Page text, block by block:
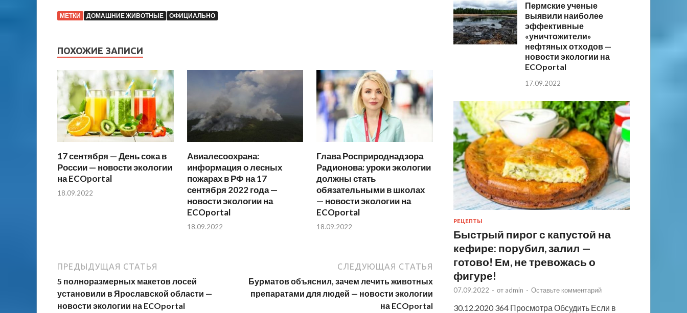
МЕТКИ ДОМАШНИЕ ЖИВОТНЫЕ ОФИЦИАЛЬНО
ПОХОЖИЕ ЗАПИСИ
17 сентября — День сока в
России — новости экологии
на ECOportal
18.09.2022
Авиалесоохрана:
информация о лесных
пожарах в РФ на 17
сентября 2022 года —
новости экологии на
ECOportal
18.09.2022
Глава Росприроднадзора
Радионова: уроки экологии
должны стать
обязательными в школах
— новости экологии на
ECOportal
18.09.2022
ПРЕДЫДУЩАЯ СТАТЬЯ
5 полноразмерных макетов лосей
установили в Ярославской области —
новости экологии на ECOportal
СЛЕДУЮЩАЯ СТАТЬЯ
Бурматов объяснил, зачем лечить животных
препаратами для людей — новости экологии
на ECOportal
Пермские ученые
выявили наиболее
эффективные
«уничтожители»
нефтяных отходов —
новости экологии на
ECOportal
17.09.2022
РЕЦЕПТЫ
Быстрый пирог с капустой на
кефире: порубил, залил —
готово! Ем, не тревожась о
фигуре!
07.09.2022 - от admin - Оставьте комментарий
30.12.2020 364 Просмотра Обсудить Если в